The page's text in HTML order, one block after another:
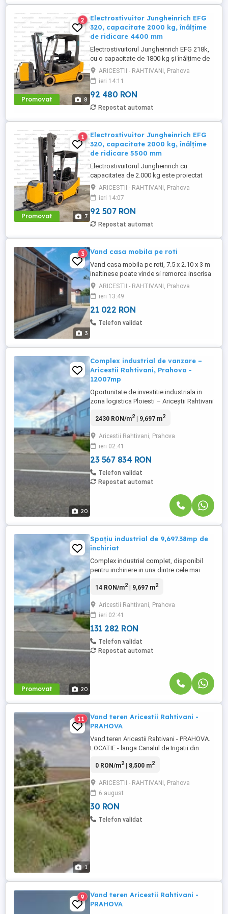
Promovat 8
2
Electrostivuitor Jungheinrich EFG
320, capacitate 2000 kg, înălțime
de ridicare 4400 mm
Electrostivuitorul Jungheinrich EFG 218k,
cu o capacitate de 1800 kg și înălțime de
ridicare de 5000 mm, este echipat cu
cabină deschisă, furci de 1150 mm,
iluminare completă (2x lumini față sus, 2x
lumini spate) + girofar, grătar de protecție
și anvelope albe T22 o soluție fiabilă și
eficientă pentru ...
ARICESTII - RAHTIVANI, Prahova
ieri 14:11
92 480 RON
Repostat automat
Promovat 7
1
Electrostivuitor Jungheinrich EFG
320, capacitate 2000 kg, înălțime
de ridicare 5500 mm
Electrostivuitorul Jungheinrich cu
capacitatea de 2.000 kg este proiectat
pentru aplicații intensive de manipulare în
depozite și unități logistice, oferind
performanță ridicată, stabilitate și
vizibilitate optimă. Echipat cu un catarg
robust, acesta asigură o înălțime maximă
de ridicare de 5.500 mm, ...
ARICESTII - RAHTIVANI, Prahova
ieri 14:07
92 507 RON
Repostat automat
3
3 Vand casa mobila pe roti
Vand casa mobila pe roti, 7.5 x 2.10 x 3 m
inaltinese poate vinde si remorca inscrisa
in circulatie separat sau cu totul . De
asemeni se poate amenaja cu bucatarie si
baie si bineinteles cu sufragerie, panouri
solare, etc .
ARICESTII - RAHTIVANI, Prahova
ieri 13:49
21 022 RON
Telefon validat
20
Complex industrial de vanzare –
Aricestii Rahtivani, Prahova -
12007mp
Oportunitate de investitie industriala in
zona logistica Ploiesti – Ariceștii Rahtivani
pozitionata in una dintre cele mai
Romaniei, cu acces direct la principalele
artere nationale si europene (DN1, A3).
Complexul se afla in imediata ...
2430 RON/m2| 9,697 m2
Aricestii Rahtivani, Prahova
ieri 02:41
23 567 834 RON
Telefon validat
Repostat automat
Promovat 20
Spațiu industrial de 9,697.38mp de
închiriat
Complex industrial complet, disponibil
pentru inchiriere in una dintre cele mai
cu acces direct la DN1 si A3. Vecinatatea
precum Unilever, Haier, BAT Romania,
Coficab si Centrul Logistic Lidl confirma
soliditatea zonei ...
14 RON/m2| 9,697 m2
Aricestii Rahtivani, Prahova
ieri 02:41
131 282 RON
Telefon validat
Repostat automat
1
11
Vand teren Aricestii Rahtivani -
PRAHOVA
Vand teren Aricestii Rahtivani - PRAHOVA.
LOCATIE - langa Canalul de Irigatii din
este de 6 euro m2, negociabil. Suprafata
0 RON/m2| 8,500 m2
ARICESTII - RAHTIVANI, Prahova
6 august
30 RON
Telefon validat
9
Vand teren Aricestii Rahtivani -
PRAHOVA